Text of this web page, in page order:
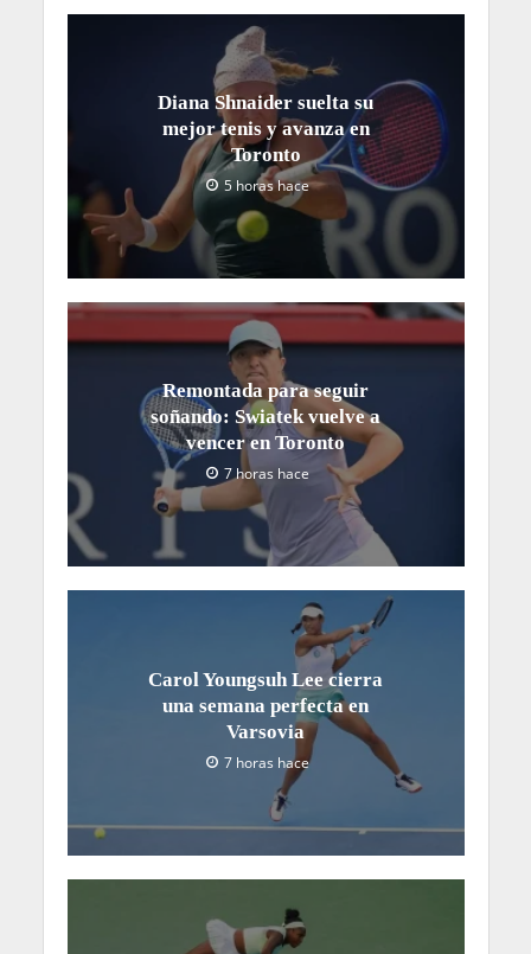
Diana Shnaider suelta su
mejor tenis y avanza en
Toronto
5 horas hace
Remontada para seguir
soñando: Swiatek vuelve a
vencer en Toronto
7 horas hace
Carol Youngsuh Lee cierra
una semana perfecta en
Varsovia
7 horas hace